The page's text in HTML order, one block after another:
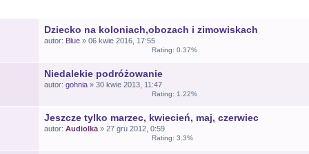
Dziecko na koloniach,obozach i zimowiskach
autor: Blue » 06 kwie 2016, 17:55
Rating: 0.37%
Niedalekie podróżowanie
autor: gohnia » 30 kwie 2013, 11:47
Rating: 1.22%
Jeszcze tylko marzec, kwiecień, maj, czerwiec
autor: Audiolka » 27 gru 2012, 0:59
Rating: 3.3%